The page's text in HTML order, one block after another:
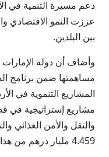
دعم مسيرة التنمية في
عززت النمو الاقتصادي
بين البلدين.
وأضاف أن دولة
مساهمتها ضمن برنامج
مشاريع إستراتيجية في
والنقل والأمن الغذائي
4.459 مليار درهم من هذا التمويل بحلول نهاية عام 2016.